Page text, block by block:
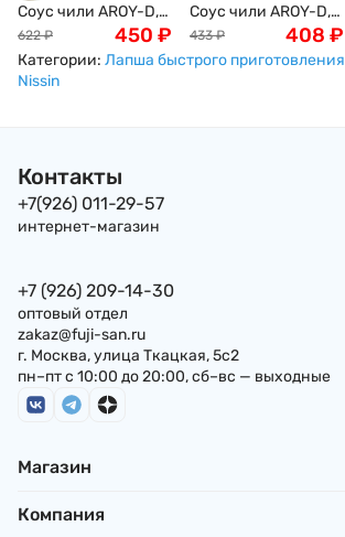
Соус чили AROY-D,
сладкий, для
курицы, 920мл
622 ₽ 450 ₽
Соус чили AROY-D,
для спринг-
роллов,910мл
433 ₽ 408 ₽
Категории: Лапша быстрого приготовления
Nissin
Контакты
+7(926) 011-29-57
интернет-магазин
+7 (926) 209-14-30
оптовый отдел
zakaz@fuji-san.ru
г. Москва, улица Ткацкая, 5с2
пн–пт с 10:00 до 20:00, сб–вс — выходные
Магазин
Компания